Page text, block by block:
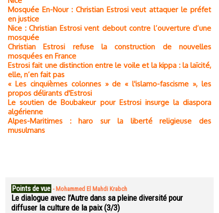
Mosquée En-Nour : Christian Estrosi veut attaquer le préfet
en justice
Nice : Christian Estrosi vent debout contre l’ouverture d’une
mosquée
Christian Estrosi refuse la construction de nouvelles
mosquées en France
Estrosi fait une distinction entre le voile et la kippa : la laïcité,
elle, n’en fait pas
« Les cinquièmes colonnes » de « l'islamo-fascisme », les
propos délirants d'Estrosi
Le soutien de Boubakeur pour Estrosi insurge la diaspora
algérienne
Alpes-Maritimes : haro sur la liberté religieuse des
musulmans
Points de vue - Mohammed El Mahdi Krabch
Le dialogue avec l’Autre dans sa pleine diversité pour
diffuser la culture de la paix (3/3)